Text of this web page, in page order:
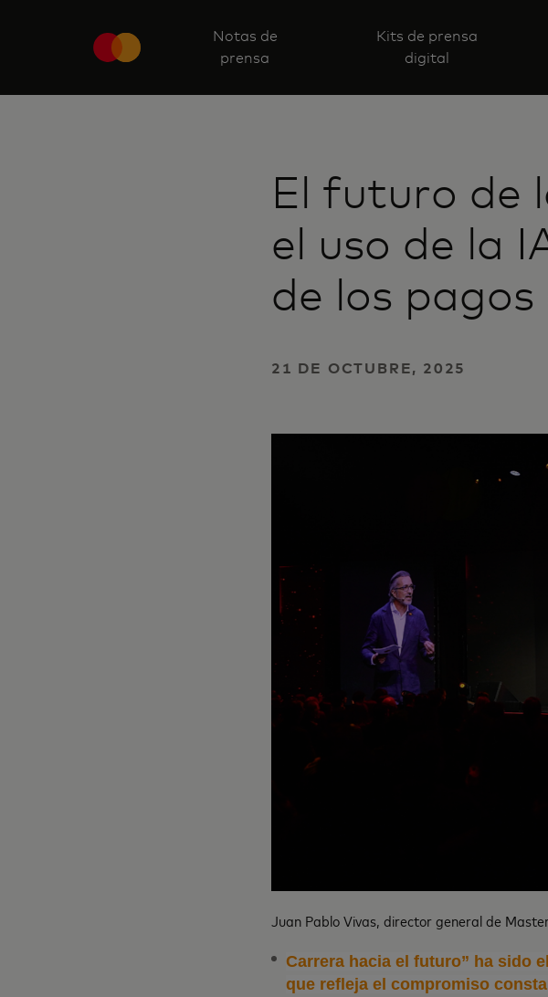
Notas de
prensa
Kits de prensa
digital
El futuro de
el uso de la
de los pagos
21 DE OCTUBRE, 2025
Juan Pablo Vivas, director general de
Carrera hacia el futuro” ha sido
que refleja el compromiso